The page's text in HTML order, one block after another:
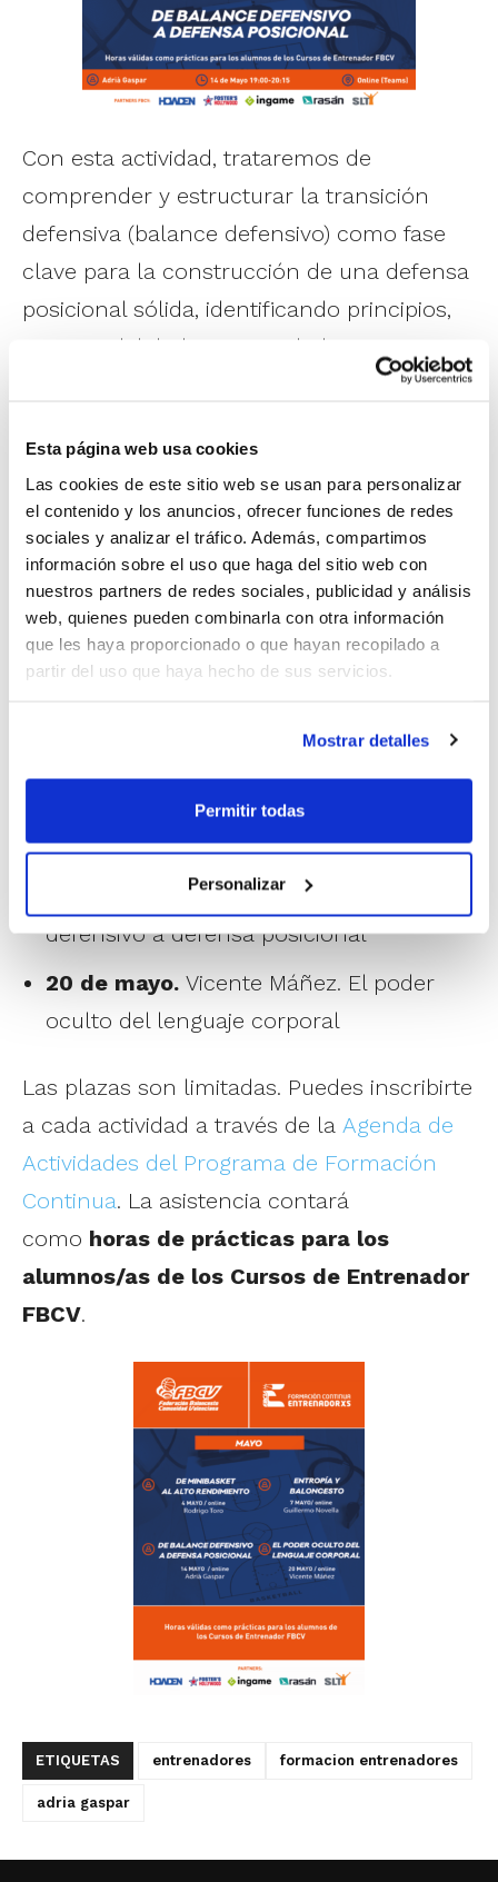
Esta página web usa cookies
Las cookies de este sitio web se usan para personalizar
el contenido y los anuncios, ofrecer funciones de redes
sociales y analizar el tráfico. Además, compartimos
información sobre el uso que haga del sitio web con
nuestros partners de redes sociales, publicidad y análisis
web, quienes pueden combinarla con otra información
que les haya proporcionado o que hayan recopilado a
partir del uso que haya hecho de sus servicios.
Mostrar detalles
Permitir todas
Personalizar
Con esta actividad, trataremos de
comprender y estructurar la transición
defensiva (balance defensivo) como fase
clave para la construcción de una defensa
posicional sólida, identificando principios,
responsabilidades y prioridades en
situaciones de desventaja y equilibrio
tácticos y toma de decisiones del jugador
en el paso del balance defensivo a la
organización de la defensa posicional,
optimizando la comunicación y ocupación
de espacios; y diseñaremos tareas de
entrenamiento que integren la continuidad
entre el balance defensivo y la defensa
Adrià Gaspar. De balance
defensivo a defensa posicional
20 de mayo. Vicente Máñez. El poder
oculto del lenguaje corporal
Las plazas son limitadas. Puedes inscribirte
a cada actividad a través de la Agenda de
Actividades del Programa de Formación
Continua. La asistencia contará
como horas de prácticas para los
alumnos/as de los Cursos de Entrenador
FBCV.
ETIQUETAS entrenadores formacion entrenadores
adria gaspar